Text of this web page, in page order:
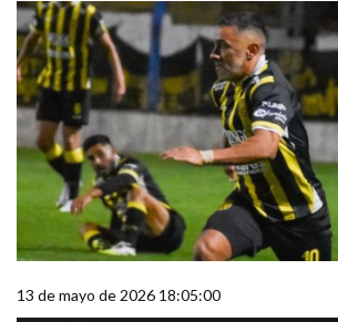
13 de mayo de 2026 18:05:00